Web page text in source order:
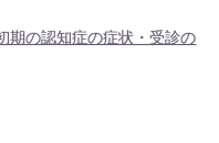
期の認知症の症状・受診の